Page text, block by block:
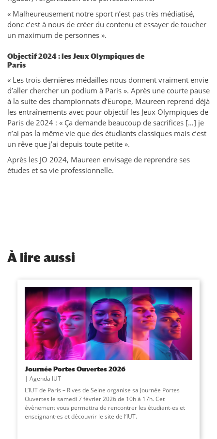
« Malheureusement notre sport n’est pas très médiatisé,
donc c’est à nous de créer du contenu et essayer de toucher
un maximum de personnes ».
Objectif 2024 : les Jeux Olympiques de
Paris
« Les trois dernières médailles nous donnent vraiment envie
d’aller chercher un podium à Paris ». Après une courte pause
à la suite des championnats d’Europe, Maureen reprend déjà
les entraînements avec pour objectif les Jeux Olympiques de
Paris de 2024 : « Ça demande beaucoup de sacrifices […] je
n’ai pas la même vie que des étudiants classiques mais c’est
un rêve que j’ai depuis toute petite ».
Après les JO 2024, Maureen envisage de reprendre ses
études et sa vie professionnelle.
À lire aussi
Journée Portes Ouvertes 2026
Agenda IUT
L’IUT de Paris – Rives de Seine organise sa Journée Portes
Ouvertes le samedi 7 février 2026 de 10h à 17h. Cet
évènement vous permettra de rencontrer les étudiant-es et
enseignant-es et découvrir le site de l’IUT.